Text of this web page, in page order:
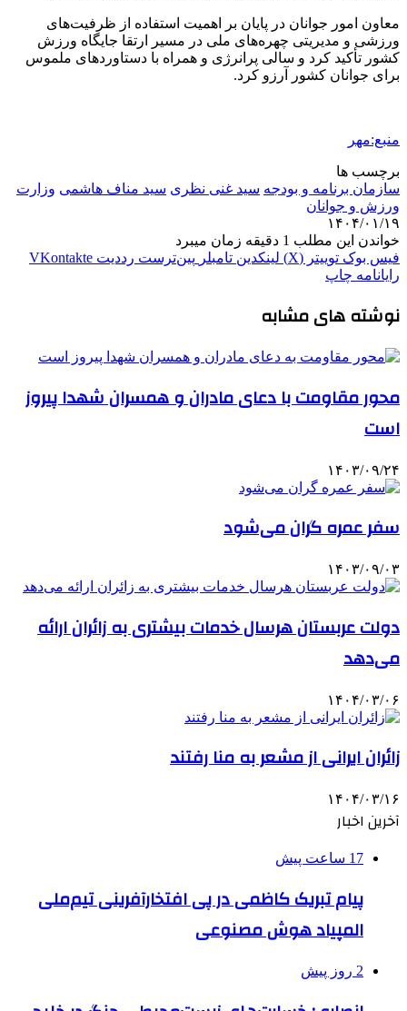
معاون امور جوانان در پایان بر اهمیت استفاده از ظرفیت‌های
ورزشی و مدیریتی چهره‌های ملی در مسیر ارتقا جایگاه ورزش
کشور تأکید کرد و سالی پرانرژی و همراه با دستاوردهای ملموس
برای جوانان کشور آرزو کرد.
منبع:مهر
برچسب ها
سازمان برنامه و بودجه سید غنی نظری سید مناف هاشمی وزارت
ورزش و جوانان
۱۴۰۴/۰۱/۱۹
خواندن این مطلب 1 دقیقه زمان میبرد
فیس بوک توییتر (X) لینکدین ‫تامبلر ‫پین‌ترست ‫رددیت ‫VKontakte
رایانامه چاپ
نوشته های مشابه
محور مقاومت با دعای مادران و همسران شهدا پیروز
است
۱۴۰۳/۰۹/۲۴
سفر عمره گران می‌شود
۱۴۰۳/۰۹/۰۳
دولت عربستان هرسال خدمات بیشتری به زائران ارائه
می‌دهد
۱۴۰۴/۰۳/۰۶
زائران ایرانی از مشعر به منا رفتند
۱۴۰۴/۰۳/۱۶
آخرین اخبار
17 ساعت پیش
پیام تبریک کاظمی در پی افتخارآفرینی تیم‌ملی
المپیاد هوش مصنوعی
2 روز پیش